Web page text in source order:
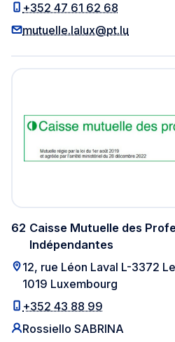
+352 47 61 62 68
mutuelle.lalux@pt.lu
Caisse Mutuelle des
Indépendantes
62
12, rue Léon Laval L-3372
1019 Luxembourg
+352 43 88 99
Rossiello SABRINA